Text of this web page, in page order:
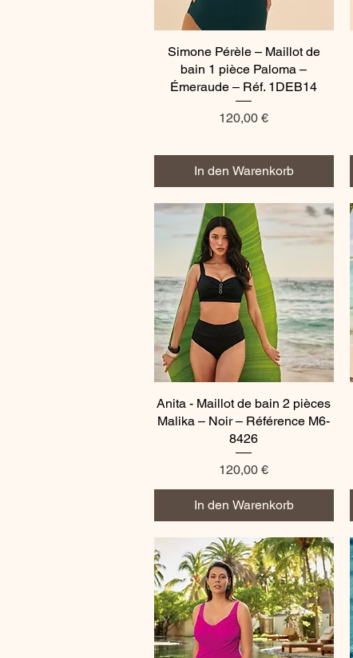
Schnellansicht
Simone Pérèle – Maillot de
bain 1 pièce Paloma –
Émeraude – Réf. 1DEB14
Preis
120,00 €
In den Warenkorb
Schnellansicht
Anita - Maillot de bain 2 pièces
Malika – Noir – Référence M6-
8426
Preis
120,00 €
In den Warenkorb